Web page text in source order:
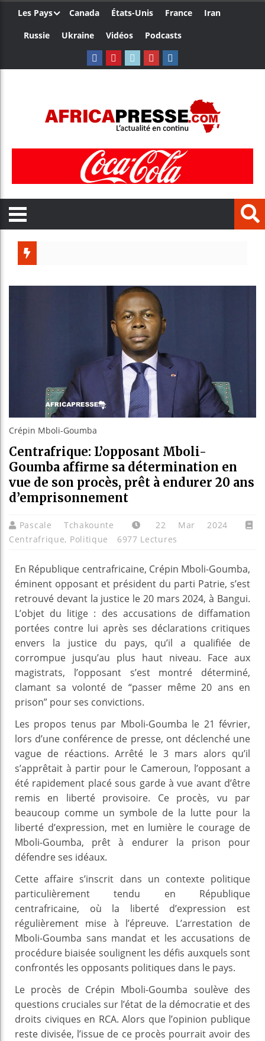
Les Pays Canada États-Unis France
Iran
Russie
Ukraine Vidéos Podcasts
Crépin Mboli-Goumba
Centrafrique: L’opposant Mboli-
Goumba affirme sa détermination en
vue de son procès, prêt à endurer 20 ans
d’emprisonnement
Pascale Tchakounte
22 Mar 2024
Centrafrique, Politique 6977 Lectures
En République centrafricaine, Crépin Mboli-Goumba,
éminent opposant et président du parti Patrie, s’est
retrouvé devant la justice le 20 mars 2024, à Bangui.
L’objet du litige : des accusations de diffamation
portées contre lui après ses déclarations critiques
envers la justice du pays, qu’il a qualifiée de
corrompue jusqu’au plus haut niveau. Face aux
magistrats, l’opposant s’est montré déterminé,
clamant sa volonté de “passer même 20 ans en
prison” pour ses convictions.
Les propos tenus par Mboli-Goumba le 21 février,
lors d’une conférence de presse, ont déclenché une
vague de réactions. Arrêté le 3 mars alors qu’il
s’apprêtait à partir pour le Cameroun, l’opposant a
été rapidement placé sous garde à vue avant d’être
remis en liberté provisoire. Ce procès, vu par
beaucoup comme un symbole de la lutte pour la
liberté d’expression, met en lumière le courage de
Mboli-Goumba, prêt à endurer la prison pour
défendre ses idéaux.
Cette affaire s’inscrit dans un contexte politique
particulièrement tendu en République
centrafricaine, où la liberté d’expression est
régulièrement mise à l’épreuve. L’arrestation de
Mboli-Goumba sans mandat et les accusations de
procédure biaisée soulignent les défis auxquels sont
confrontés les opposants politiques dans le pays.
Le procès de Crépin Mboli-Goumba soulève des
questions cruciales sur l’état de la démocratie et des
droits civiques en RCA. Alors que l’opinion publique
reste divisée, l’issue de ce procès pourrait avoir des